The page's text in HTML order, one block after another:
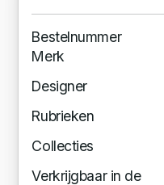
Bestelnummer
Merk
Designer
Rubrieken
Collecties
Verkrijgbaar in de